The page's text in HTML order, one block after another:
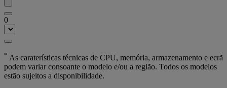
0
* As caraterísticas técnicas de CPU, memória, armazenamento e ecrã
podem variar consoante o modelo e/ou a região. Todos os modelos
estão sujeitos a disponibilidade.